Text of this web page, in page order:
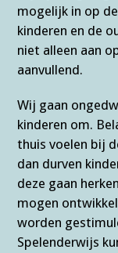
mogelijk in op
kinderen en de
niet alleen aan
aanvullend.
Wij gaan
kinderen om.
thuis voelen bij
dan durven
deze gaan
mogen
worden
Spelenderwijs